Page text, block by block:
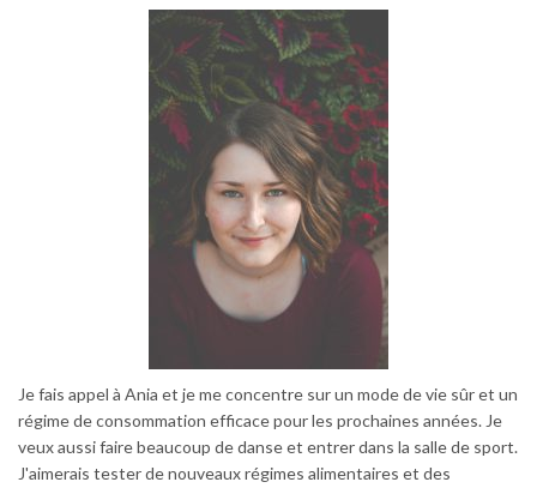
Je fais appel à Ania et je me concentre sur un mode de vie sûr et un
régime de consommation efficace pour les prochaines années. Je
veux aussi faire beaucoup de danse et entrer dans la salle de sport.
J'aimerais tester de nouveaux régimes alimentaires et des